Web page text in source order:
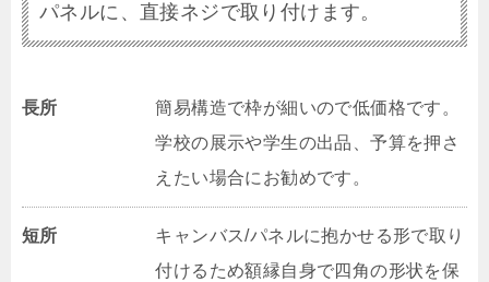
パネルに、直接ネジで取り付けます。
長所
簡易構造で枠が細いので低価格です。
学校の展示や学生の出品、予算を押さ
えたい場合にお勧めです。
短所
キャンバス/パネルに抱かせる形で取り
付けるため額縁自身で四角の形状を保